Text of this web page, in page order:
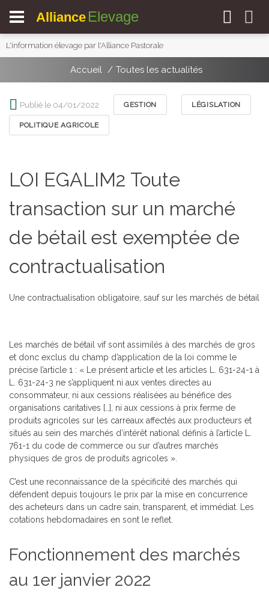
Alliance Elevage
L'information élevage par l'Alliance Pastorale
Accueil Toutes les actualités
Publié le 04/01/2022 GESTION LÉGISLATION
POLITIQUE AGRICOLE
LOI EGALIM2 Toute
transaction sur un marché
de bétail est exemptée de
contractualisation
Une contractualisation obligatoire, sauf sur les marchés de bétail
Les marchés de bétail vif sont assimilés à des marchés de gros
et donc exclus du champ d’application de la loi comme le
précise l’article 1 : « Le présent article et les articles L. 631-24-1 à
L. 631-24-3 ne s’appliquent ni aux ventes directes au
consommateur, ni aux cessions réalisées au bénéfice des
organisations caritatives […], ni aux cessions à prix ferme de
produits agricoles sur les carreaux affectés aux producteurs et
situés au sein des marchés d’intérêt national définis à l’article L.
761-1 du code de commerce ou sur d’autres marchés
physiques de gros de produits agricoles ».
C’est une reconnaissance de la spécificité des marchés qui
défendent depuis toujours le prix par la mise en concurrence
des acheteurs dans un cadre sain, transparent, et immédiat. Les
cotations hebdomadaires en sont le reflet.
Fonctionnement des marchés
au 1er janvier 2022